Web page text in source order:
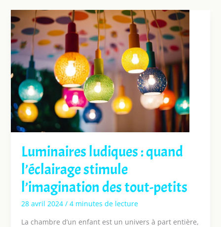
Luminaires ludiques : quand
l’éclairage stimule
l’imagination des tout-petits
28 avril 2024 / 4 minutes de lecture
La chambre d’un enfant est un univers à part entière,